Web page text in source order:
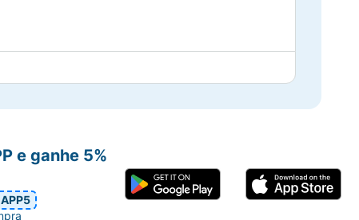
e matte.
pele.
e ganhe 5%
APP5